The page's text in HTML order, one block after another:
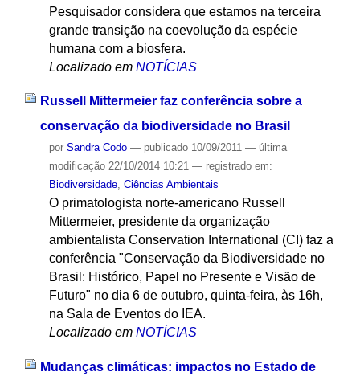
Pesquisador considera que estamos na terceira
grande transição na coevolução da espécie
humana com a biosfera.
Localizado em NOTÍCIAS
Russell Mittermeier faz conferência sobre a
conservação da biodiversidade no Brasil
por Sandra Codo — publicado10/09/2011 — última
modificação22/10/2014 10:21 — registrado em:
Biodiversidade, Ciências Ambientais
O primatologista norte-americano Russell
Mittermeier, presidente da organização
ambientalista Conservation International (CI) faz a
conferência "Conservação da Biodiversidade no
Brasil: Histórico, Papel no Presente e Visão de
Futuro" no dia 6 de outubro, quinta-feira, às 16h,
na Sala de Eventos do IEA.
Localizado em NOTÍCIAS
Mudanças climáticas: impactos no Estado de